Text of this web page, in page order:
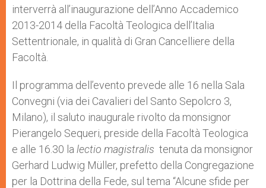
interverrà all’inaugurazione dell’Anno Accademico
2013-2014 della Facoltà Teologica dell’Italia
Settentrionale, in qualità di Gran Cancelliere della
Facoltà.
Il programma dell’evento prevede alle 16 nella Sala
Convegni (via dei Cavalieri del Santo Sepolcro 3,
Milano), il saluto inaugurale rivolto da monsignor
Pierangelo Sequeri, preside della Facoltà Teologica
e alle 16.30 la lectio magistralis tenuta da monsignor
Gerhard Ludwig Müller, prefetto della Congregazione
per la Dottrina della Fede, sul tema “Alcune sfide per